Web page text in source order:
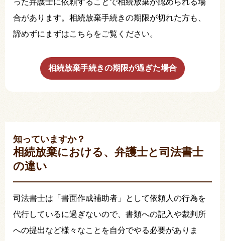
った弁護士に依頼することで相続放棄が認められる場
合があります。相続放棄手続きの期限が切れた方も、
諦めずにまずはこちらをご覧ください。
相続放棄手続きの期限が過ぎた場合
知っていますか？
相続放棄における、弁護士と司法書士
の違い
司法書士は「書面作成補助者」として依頼人の行為を
代行しているに過ぎないので、書類への記入や裁判所
への提出など様々なことを自分でやる必要がありま